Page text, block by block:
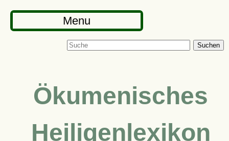
Menu
Suchen
Ökumenisches
Heiligenlexikon